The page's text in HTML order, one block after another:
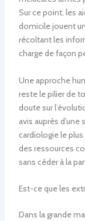
Sur ce point, les
domicile jouent
récoltant les
charge de façon
Une approche
reste le pilier de
doute sur
avis auprès
cardiologie le
des ressources
sans céder à la
Est-ce que les
Dans la grande